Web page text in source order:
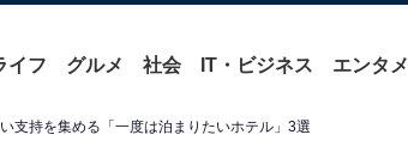
イフ グルメ 社会 IT・ビジネス エンタメ
支持を集める「一度は泊まりたいホテル」3選